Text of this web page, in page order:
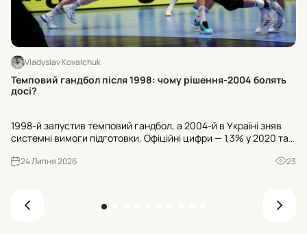
Vladyslav Kovalchuk
Темповий гандбол після 1998: чому рішення-2004 болять
досі?
1998-й запустив темповий гандбол, а 2004-й в Україні зняв
системні вимоги підготовки. Офіційні цифри — 1,3% у 2020 та
12-14 і як це виправити?
24 Липня 2026 23